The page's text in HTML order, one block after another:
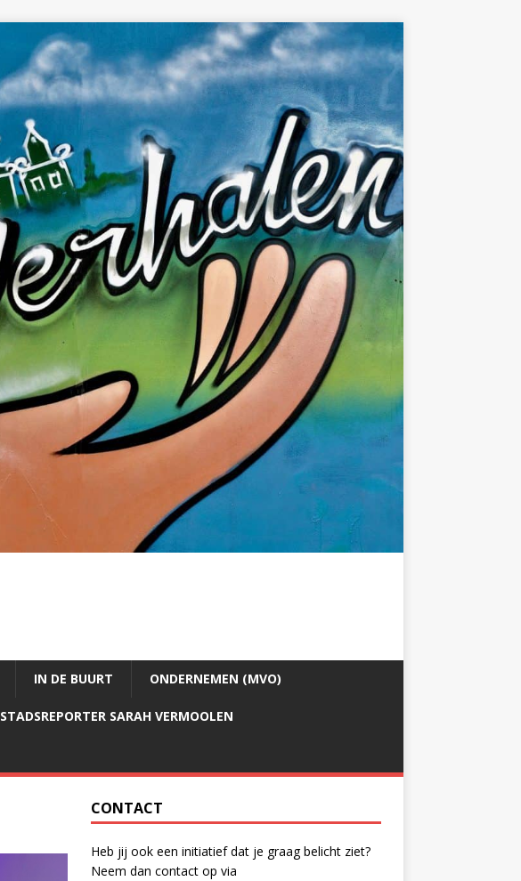
IN DE BUURT ONDERNEMEN (MVO)
STADSREPORTER SARAH VERMOOLEN
CONTACT
Heb jij ook een initiatief dat je graag belicht ziet?
Neem dan contact op via